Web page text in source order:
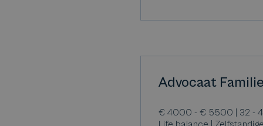
Advocaat
€ 4000 - € 5500 | 32 -